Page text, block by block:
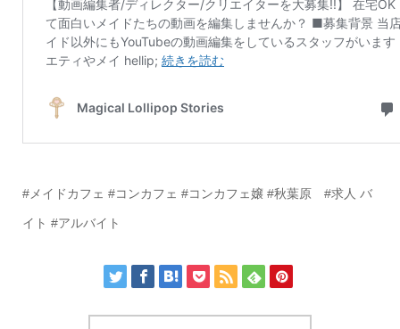
#メイドカフェ #コンカフェ #コンカフェ嬢 #秋葉原 #求人 バ
イト #アルバイト